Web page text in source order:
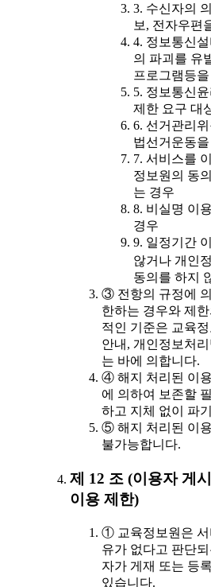
3. 수신자의
보, 전자우편
4. 정보통신
의 파괴를 유
프로그램등
5. 정보통신
제한 요구 대
6. 선거관리
법선거운동
7. 서비스를
정보원의 동
는 경우
8. 비실명 이
경우
9. 일정기간
않거나 개인
동의를 하지
③ 전항의 규정에
한하는 경우와 제
적인 기준은 교육
안내, 개인정보처
는 바에 의합니다.
④ 해지 처리된 이
에 의하여 보존할
하고 지체 없이 파
⑤ 해지 처리된 이
불가능합니다.
제 12 조 (이용자 게
이용 제한)
① 교육정보원은 서
유가 없다고 판단
자가 게재 또는 등
있습니다.